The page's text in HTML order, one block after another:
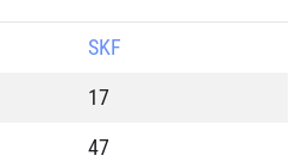
SKF
17
47